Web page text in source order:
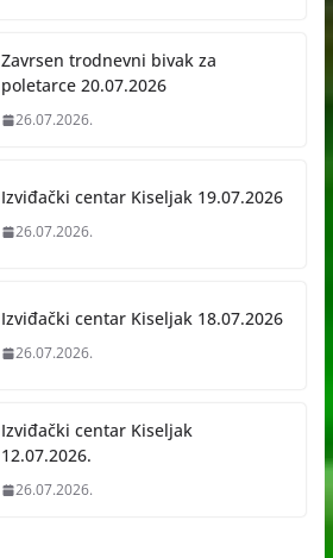
Zavrsen trodnevni bivak za
poletarce 20.07.2026
26.07.2026.
Izviđački centar Kiseljak 19.07.2026
26.07.2026.
Izviđački centar Kiseljak 18.07.2026
26.07.2026.
Izviđački centar Kiseljak
12.07.2026.
26.07.2026.